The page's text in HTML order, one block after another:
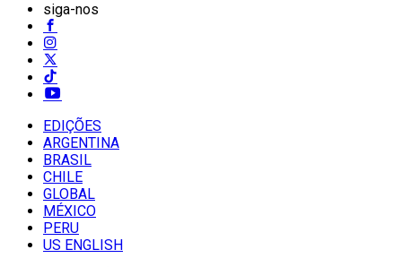
siga-nos
EDIÇÕES
ARGENTINA
BRASIL
CHILE
GLOBAL
MÉXICO
PERU
US ENGLISH